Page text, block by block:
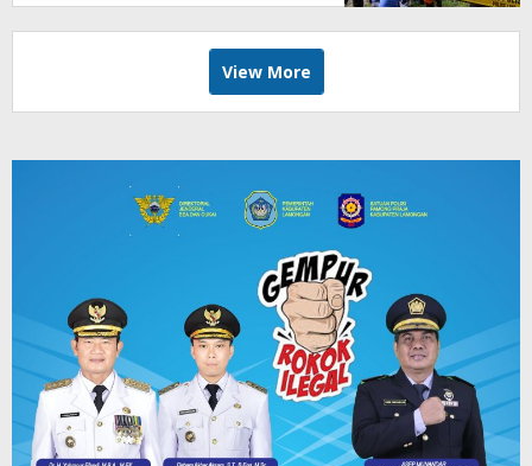
View More